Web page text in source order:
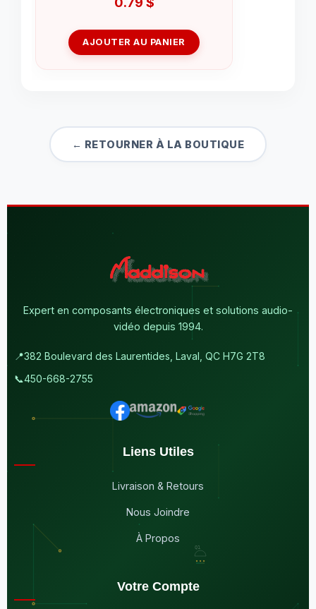
AJOUTER AU PANIER
← RETOURNER À LA BOUTIQUE
Expert en composants électroniques et solutions audio-
vidéo depuis 1994.
📍382 Boulevard des Laurentides, Laval, QC H7G 2T8
📞450-668-2755
Liens Utiles
Livraison & Retours
Nous Joindre
À Propos
Votre Compte